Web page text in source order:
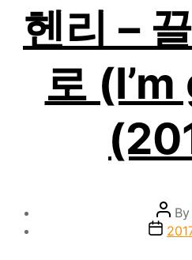
헨리 –
로
PostBy
Post